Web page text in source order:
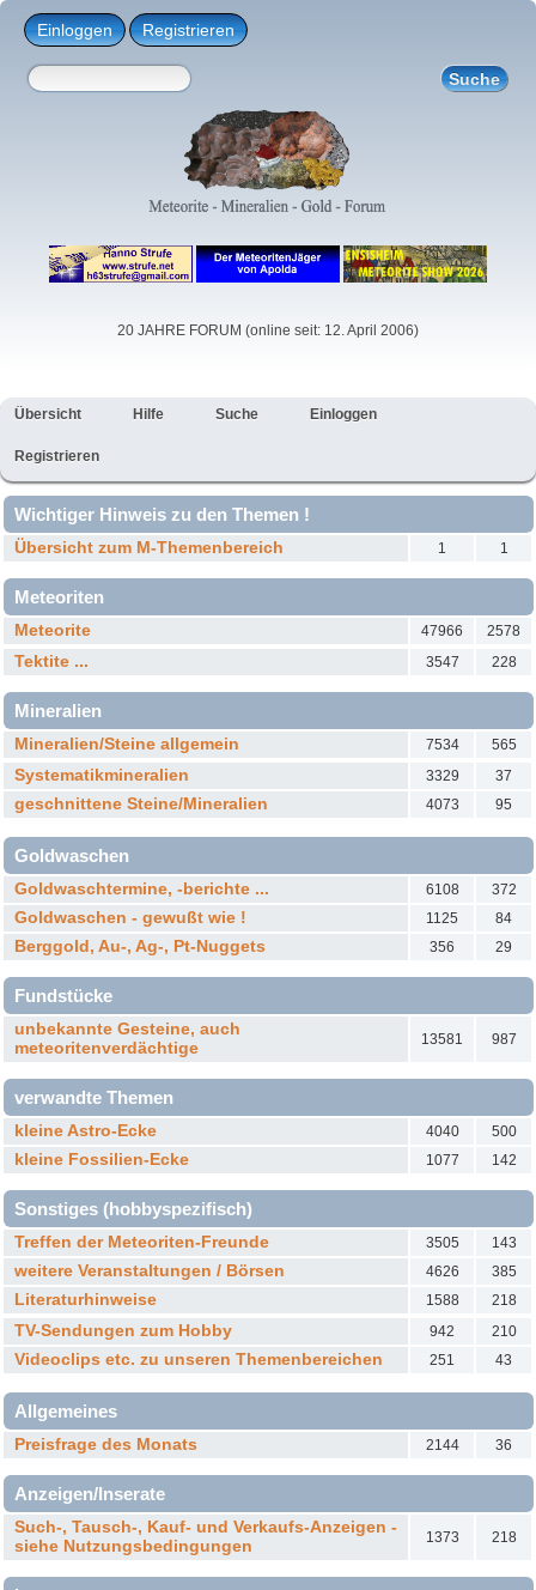
Einloggen Registrieren
20 JAHRE FORUM (online seit: 12. April 2006)
Übersicht Hilfe Suche Einloggen
Registrieren
Wichtiger Hinweis zu den Themen !
Übersicht zum M-Themenbereich 1 1
Meteoriten
Meteorite 47966 2578
Tektite ... 3547 228
Mineralien
Mineralien/Steine allgemein 7534 565
Systematikmineralien 3329 37
geschnittene Steine/Mineralien 4073 95
Goldwaschen
Goldwaschtermine, -berichte ... 6108 372
Goldwaschen - gewußt wie ! 1125 84
Berggold, Au-, Ag-, Pt-Nuggets 356 29
Fundstücke
unbekannte Gesteine, auch
meteoritenverdächtige
13581 987
verwandte Themen
kleine Astro-Ecke 4040 500
kleine Fossilien-Ecke 1077 142
Sonstiges (hobbyspezifisch)
Treffen der Meteoriten-Freunde 3505 143
weitere Veranstaltungen / Börsen 4626 385
Literaturhinweise 1588 218
TV-Sendungen zum Hobby 942 210
Videoclips etc. zu unseren Themenbereichen 251 43
Allgemeines
Preisfrage des Monats 2144 36
Anzeigen/Inserate
Such-, Tausch-, Kauf- und Verkaufs-Anzeigen -
siehe Nutzungsbedingungen
1373 218